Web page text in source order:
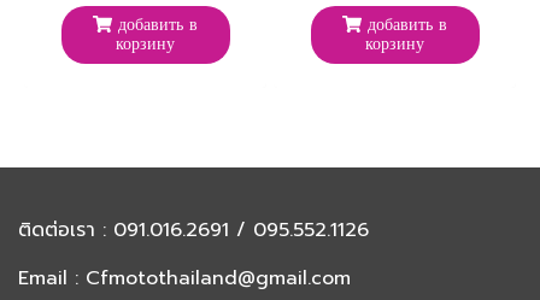
добавить в
корзину
добавить в
корзину
ติดต่อเรา : 091.016.2691 / 095.552.1126
Email : Cfmotothailand@gmail.com